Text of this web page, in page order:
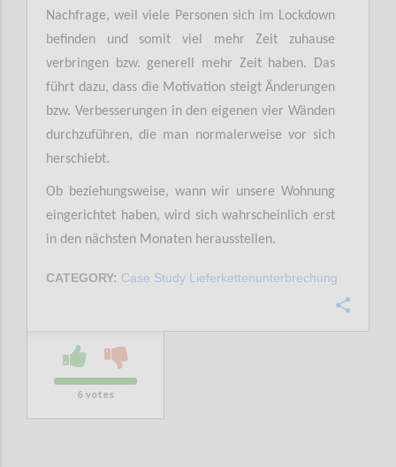
Nachfrage, weil viele Personen sich im Lockdown
befinden und somit viel mehr Zeit zuhause
verbringen bzw. generell mehr Zeit haben. Das
führt dazu, dass die Motivation steigt Änderungen
bzw. Verbesserungen in den eigenen vier Wänden
durchzuführen, die man normalerweise vor sich
herschiebt.
Ob beziehungsweise, wann wir unsere Wohnung
eingerichtet haben, wird sich wahrscheinlich erst
in den nächsten Monaten herausstellen.
CATEGORY: Case Study Lieferkettenunterbrechung
6 votes